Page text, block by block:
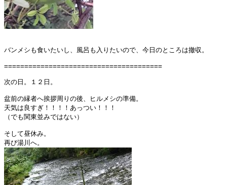
バンメシも食いたいし、風呂も入りたいので、今日のところは撤収。
=======================================
次の日。１２日。
盆前の縁者へ挨拶周りの後、ヒルメシの準備。
天気は良すぎ！！！！あっつい！！！
（でも関東並みではない）
そして昼休み。